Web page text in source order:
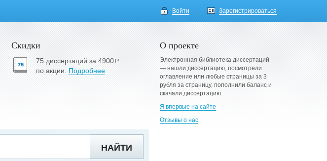
Войти Зарегистрироваться
Скидки
75 диссертаций за 4900a
по акции. Подробнее
О проекте
Электронная библиотека диссертаций
— нашли диссертацию, посмотрели
оглавление или любые страницы за 3
рубля за страницу, пополнили баланс и
скачали диссертацию.
Я впервые на сайте
Отзывы о нас
НАЙТИ